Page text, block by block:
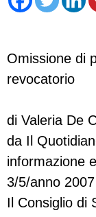
Omissione di
revocatorio
di Valeria De
da Il
informazione
3/5/anno 2007
Il Consiglio di